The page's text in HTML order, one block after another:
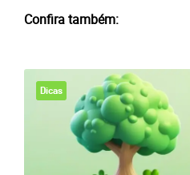
Confira também:
Dicas